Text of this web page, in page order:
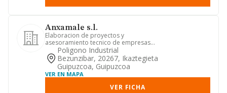
Anxamale s.l.
Elaboracion de proyectos y
asesoramiento tecnico de empresas
en manipulacion de papel.
Poligono Industrial
Bezunzibar, 20267, Ikaztegieta
Guipuzcoa, Guipuzcoa
VER EN MAPA
VER FICHA